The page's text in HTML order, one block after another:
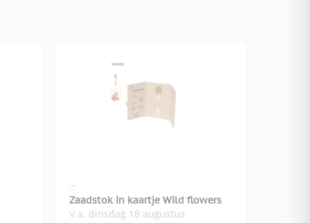
Zaadstok in kaartje Wild flowers
V.a. dinsdag 18 augustus